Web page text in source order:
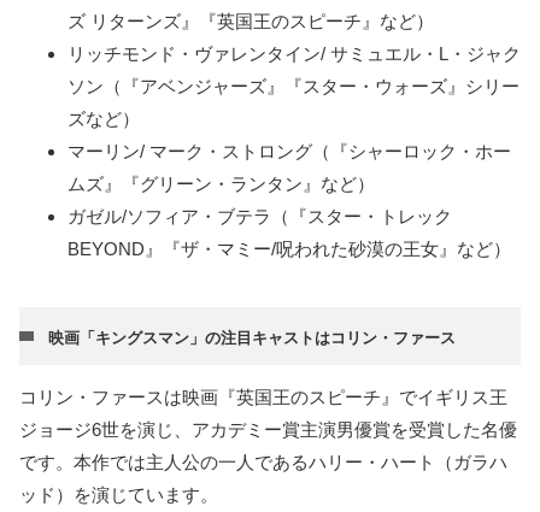
ズ リターンズ』『英国王のスピーチ』など）
リッチモンド・ヴァレンタイン/ サミュエル・L・ジャク
ソン（『アベンジャーズ』『スター・ウォーズ』シリー
ズなど）
マーリン/ マーク・ストロング（『シャーロック・ホー
ムズ』『グリーン・ランタン』など）
ガゼル/ソフィア・ブテラ（『スター・トレック
BEYOND』『ザ・マミー/呪われた砂漠の王女』など）
映画「キングスマン」の注目キャストはコリン・ファース
コリン・ファースは映画『英国王のスピーチ』でイギリス王
ジョージ6世を演じ、アカデミー賞主演男優賞を受賞した名優
です。本作では主人公の一人であるハリー・ハート（ガラハ
ッド）を演じています。